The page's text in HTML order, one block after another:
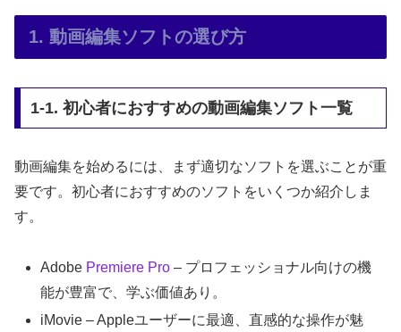
1. 動画編集ソフトの選び方
1-1. 初心者におすすめの動画編集ソフト一覧
動画編集を始めるには、まず適切なソフトを選ぶことが重
要です。初心者におすすめのソフトをいくつか紹介しま
す。
Adobe Premiere Pro – プロフェッショナル向けの機
能が豊富で、学ぶ価値あり。
iMovie – Appleユーザーに最適、直感的な操作が魅